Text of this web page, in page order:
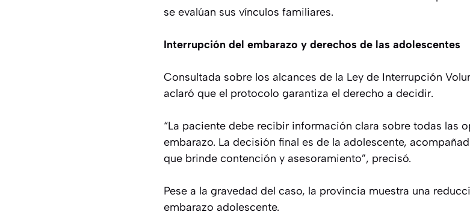
se evalúan sus vínculos familiares.
Interrupción del embarazo y derechos de las adolescentes
Consultada sobre los alcances de la Ley de Interrupción
aclaró que el protocolo garantiza el derecho a decidir.
“La paciente debe recibir información clara sobre todas las
embarazo. La decisión final es de la adolescente,
que brinde contención y asesoramiento”, precisó.
Pese a la gravedad del caso, la provincia muestra una
embarazo adolescente.